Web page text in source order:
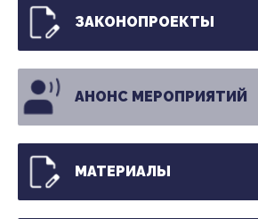
ЗАКОНОПРОЕКТЫ
АНОНС МЕРОПРИЯТИЙ
МАТЕРИАЛЫ